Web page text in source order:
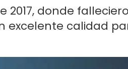
2017, donde
excelente calidad